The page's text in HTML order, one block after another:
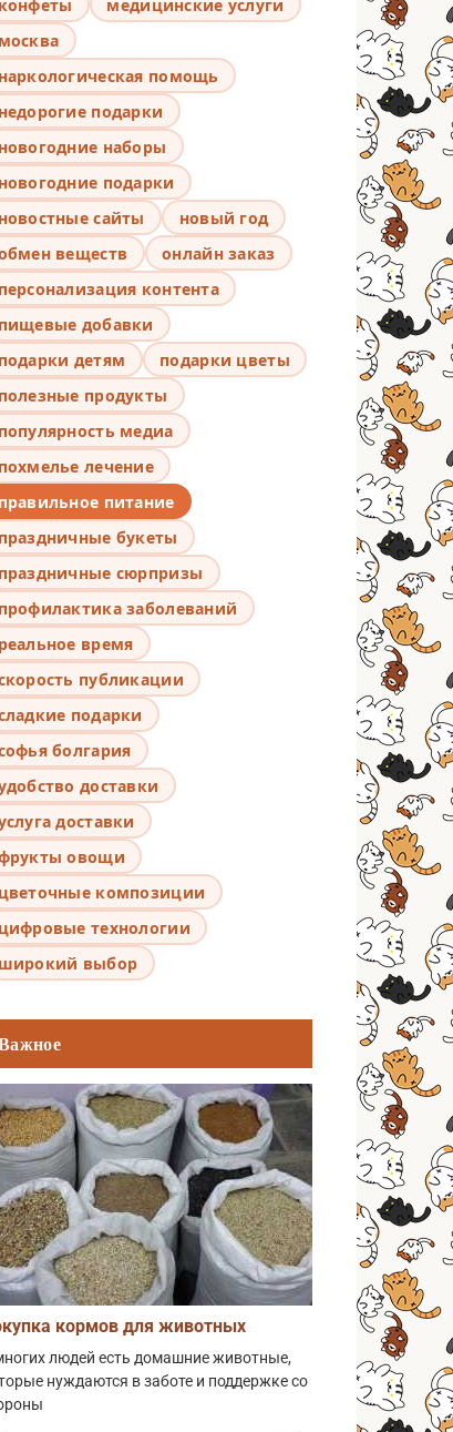
конфеты
медицинские услуги
москва
наркологическая помощь
недорогие подарки
новогодние наборы
новогодние подарки
новостные сайты
новый год
веществ
онлайн заказ
персонализация контента
пищевые добавки
подарки детям
подарки цветы
полезные продукты
популярность медиа
похмелье лечение
правильное питание
праздничные букеты
праздничные сюрпризы
профилактика заболеваний
реальное время
публикации
подарки
болгария
доставки
доставки
овощи
цветочные композиции
цифровые технологии
широкий выбор
кормов для животных
людей есть домашние животные,
нуждаются в заботе и поддержке со